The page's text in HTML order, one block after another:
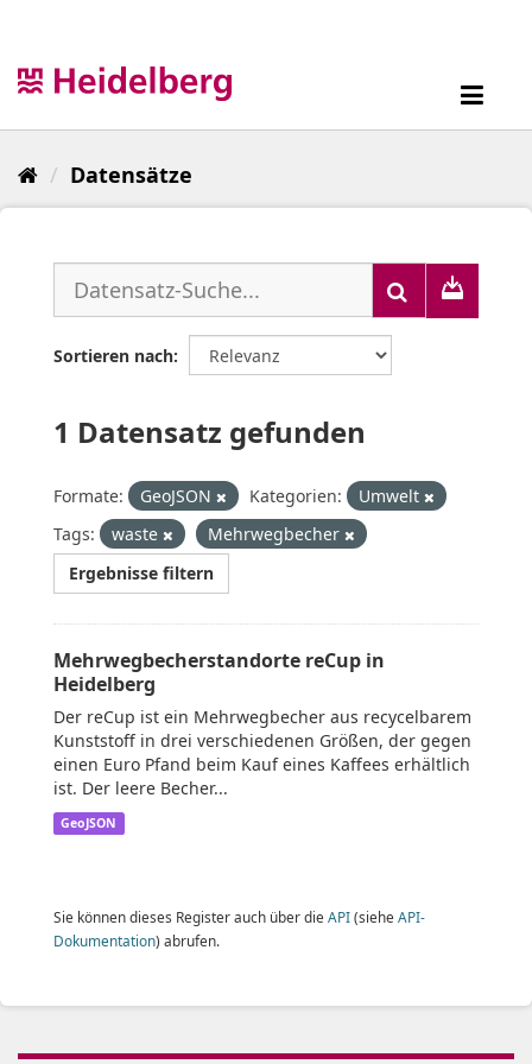
Datensätze
Sortieren nach
1 Datensatz gefunden
Formate: GeoJSON Kategorien:
Umwelt
Tags:
waste
Mehrwegbecher
Ergebnisse filtern
Mehrwegbecherstandorte reCup in
Heidelberg
Der reCup ist ein Mehrwegbecher aus recycelbarem
Kunststoff in drei verschiedenen Größen, der gegen
einen Euro Pfand beim Kauf eines Kaffees erhältlich
ist. Der leere Becher...
GeoJSON
Sie können dieses Register auch über die API(siehe API-
Dokumentation) abrufen.